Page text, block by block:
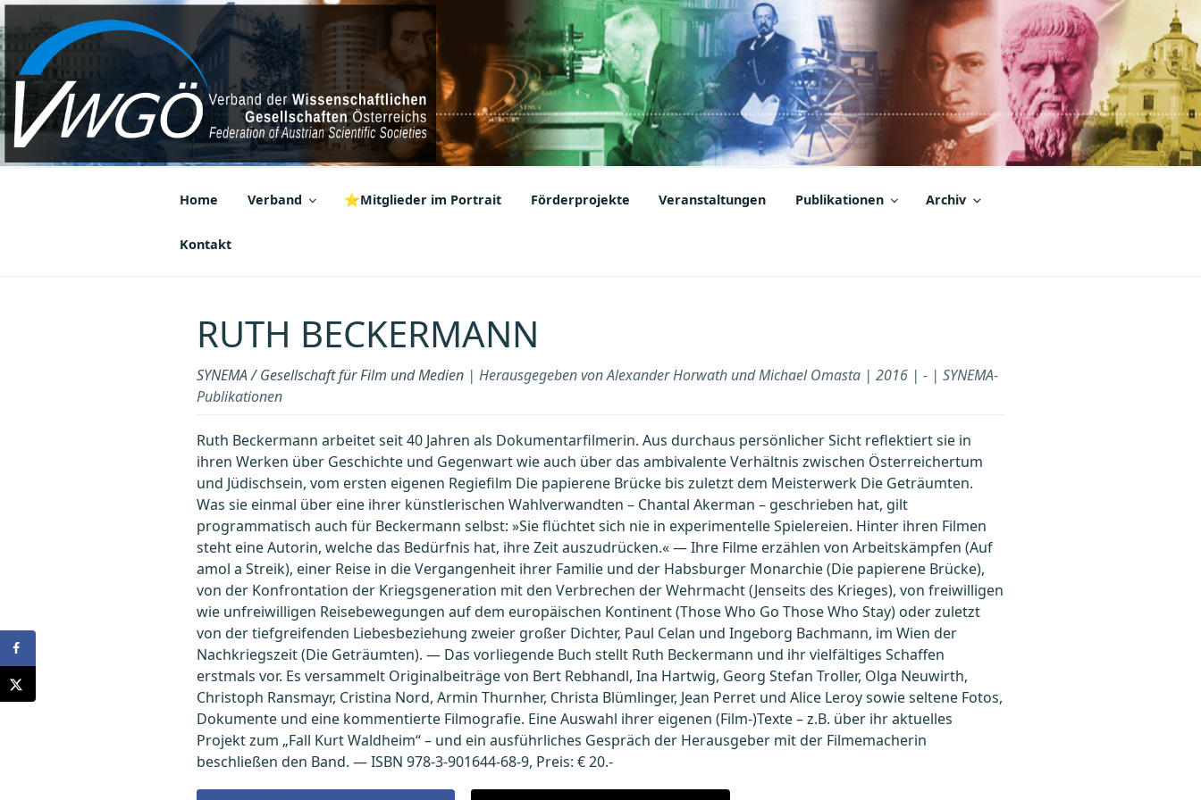
Zum
Inhalt
springen
VWGÖ
Federation of Austrian Scientific Societies
Home Verband ⭐Mitglieder im Portrait Förderprojekte Veranstaltungen Publikationen Archiv
Kontakt
RUTH BECKERMANN
SYNEMA / Gesellschaft für Film und Medien | Herausgegeben von Alexander Horwath und Michael Omasta | 2016 | - | SYNEMA-
Publikationen
Ruth Beckermann arbeitet seit 40 Jahren als Dokumentarfilmerin. Aus durchaus persönlicher Sicht reflektiert sie in
ihren Werken über Geschichte und Gegenwart wie auch über das ambivalente Verhältnis zwischen Österreichertum
und Jüdischsein, vom ersten eigenen Regiefilm Die papierene Brücke bis zuletzt dem Meisterwerk Die Geträumten.
Was sie einmal über eine ihrer künstlerischen Wahlverwandten – Chantal Akerman – geschrieben hat, gilt
programmatisch auch für Beckermann selbst: »Sie flüchtet sich nie in experimentelle Spielereien. Hinter ihren Filmen
steht eine Autorin, welche das Bedürfnis hat, ihre Zeit auszudrücken.« — Ihre Filme erzählen von Arbeitskämpfen (Auf
amol a Streik), einer Reise in die Vergangenheit ihrer Familie und der Habsburger Monarchie (Die papierene Brücke),
von der Konfrontation der Kriegsgeneration mit den Verbrechen der Wehrmacht (Jenseits des Krieges), von freiwilligen
wie unfreiwilligen Reisebewegungen auf dem europäischen Kontinent (Those Who Go Those Who Stay) oder zuletzt
von der tiefgreifenden Liebesbeziehung zweier großer Dichter, Paul Celan und Ingeborg Bachmann, im Wien der
Nachkriegszeit (Die Geträumten). — Das vorliegende Buch stellt Ruth Beckermann und ihr vielfältiges Schaffen
erstmals vor. Es versammelt Originalbeiträge von Bert Rebhandl, Ina Hartwig, Georg Stefan Troller, Olga Neuwirth,
Christoph Ransmayr, Cristina Nord, Armin Thurnher, Christa Blümlinger, Jean Perret und Alice Leroy sowie seltene Fotos,
Dokumente und eine kommentierte Filmografie. Eine Auswahl ihrer eigenen (Film-)Texte – z.B. über ihr aktuelles
Projekt zum „Fall Kurt Waldheim“ – und ein ausführliches Gespräch der Herausgeber mit der Filmemacherin
beschließen den Band. — ISBN 978-3-901644-68-9, Preis: € 20.-